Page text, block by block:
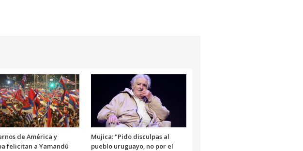
de América y
felicitan a Yamandú
Mujica: "Pido disculpas al
pueblo uruguayo, no por el